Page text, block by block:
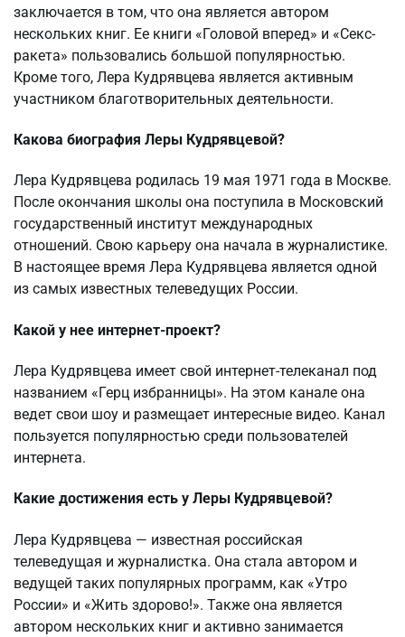
заключается в том, что она является автором
нескольких книг. Ее книги «Головой вперед» и «Секс-
ракета» пользовались большой популярностью.
Кроме того, Лера Кудрявцева является активным
участником благотворительных деятельности.
Какова биография Леры Кудрявцевой?
Лера Кудрявцева родилась 19 мая 1971 года в Москве.
После окончания школы она поступила в Московский
государственный институт международных
отношений. Свою карьеру она начала в журналистике.
В настоящее время Лера Кудрявцева является одной
из самых известных телеведущих России.
Какой у нее интернет-проект?
Лера Кудрявцева имеет свой интернет-телеканал под
названием «Герц избранницы». На этом канале она
ведет свои шоу и размещает интересные видео. Канал
пользуется популярностью среди пользователей
интернета.
Какие достижения есть у Леры Кудрявцевой?
Лера Кудрявцева — известная российская
телеведущая и журналистка. Она стала автором и
ведущей таких популярных программ, как «Утро
России» и «Жить здорово!». Также она является
автором нескольких книг и активно занимается